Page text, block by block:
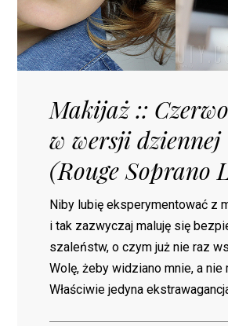
Makijaż ::
w wersji dziennej
(Rouge Soprano
Niby lubię eksperymentować z
i tak zazwyczaj maluję się
szaleństw, o czym już nie raz
Wolę, żeby widziano mnie, a nie
Właściwie jedyna